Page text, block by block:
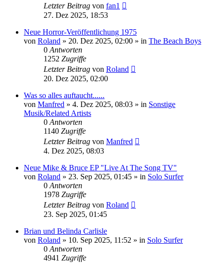
Letzter Beitrag von fan1
27. Dez 2025, 18:53
Neue Horror-Veröffentlichung 1975
von Roland » 20. Dez 2025, 02:00 » in The Beach Boys
0 Antworten
1252 Zugriffe
Letzter Beitrag von Roland
20. Dez 2025, 02:00
Was so alles auftaucht......
von Manfred » 4. Dez 2025, 08:03 » in Sonstige
Musik/Related Artists
0 Antworten
1140 Zugriffe
Letzter Beitrag von Manfred
4. Dez 2025, 08:03
Neue Mike & Bruce EP "Live At The Song TV"
von Roland » 23. Sep 2025, 01:45 » in Solo Surfer
0 Antworten
1978 Zugriffe
Letzter Beitrag von Roland
23. Sep 2025, 01:45
Brian und Belinda Carlisle
von Roland » 10. Sep 2025, 11:52 » in Solo Surfer
0 Antworten
4941 Zugriffe